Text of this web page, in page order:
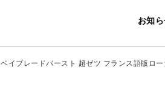
お知
ベイブレードバースト 超ゼツ フランス語版ロ